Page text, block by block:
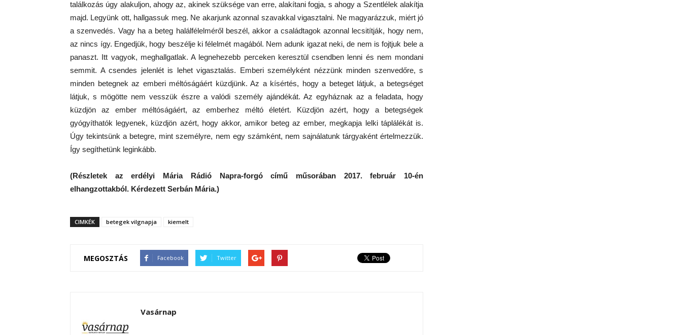
találkozás úgy alakuljon, ahogy az, akinek szüksége van erre, alakítani fogja, s ahogy a Szentlélek alakítja
majd. Legyünk ott, hallgassuk meg. Ne akarjunk azonnal szavakkal vigasztalni. Ne magyarázzuk, miért jó
a szenvedés. Vagy ha a beteg halálfélelméről beszél, akkor a családtagok azonnal lecsitítják, hogy nem,
az nincs így. Engedjük, hogy beszélje ki félelmét magából. Nem adunk igazat neki, de nem is fojtjuk bele a
panaszt. Itt vagyok, meghallgatlak. A legnehezebb perceken keresztül csendben lenni és nem mondani
semmit. A csendes jelenlét is lehet vigasztalás. Emberi személyként nézzünk minden szenvedőre, s
minden betegnek az emberi méltóságáért küzdjünk. Az a kísértés, hogy a beteget látjuk, a betegséget
látjuk, s mögötte nem vesszük észre a valódi személy ajándékát. Az egyháznak az a feladata, hogy
küzdjön az ember méltóságáért, az emberhez méltó életért. Küzdjön azért, hogy a betegségek
gyógyíthatók legyenek, küzdjön azért, hogy akkor, amikor beteg az ember, megkapja lelki táplálékát is.
Úgy tekintsünk a betegre, mint személyre, nem egy számként, nem sajnálatunk tárgyaként értelmezzük.
Így segíthetünk leginkább.
(Részletek az erdélyi Mária Rádió Napra-forgó című műsorában 2017. február 10-én
elhangzottakból. Kérdezett Serbán Mária.)
CIMKÉK betegek vilgnapja kiemelt
MEGOSZTÁS Facebook Twitter
Vasárnap